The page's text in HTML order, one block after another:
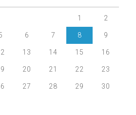
1 2
6 7 8 9
13 14 15 16
20 21 22 23
27 28 29 30